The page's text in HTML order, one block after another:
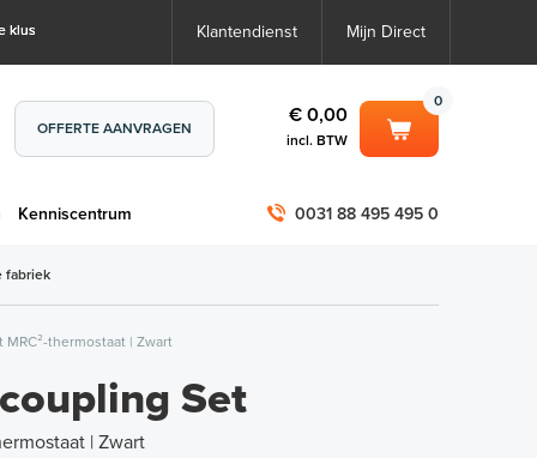
klus Klantendienst Mijn Direct
OFFERTE AANVRAGEN
0
€ 0,00
incl. BTW
Kenniscentrum
€ 0,00
€ 0,00
0031 88 495 495 0
fabriek
thermostaat | Zwart
Set
| Zwart